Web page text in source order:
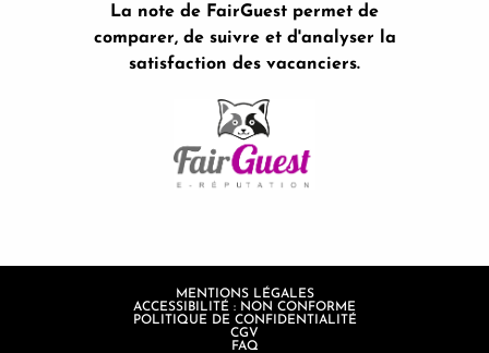
La note de FairGuest permet de
comparer, de suivre et d'analyser la
satisfaction des vacanciers.
MENTIONS LÉGALES
ACCESSIBILITÉ : NON CONFORME
POLITIQUE DE CONFIDENTIALITÉ
CGV
FAQ